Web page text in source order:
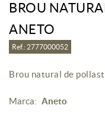
BROU
ANETO
Ref.: 2777000052
Brou natural de
Marca: Aneto